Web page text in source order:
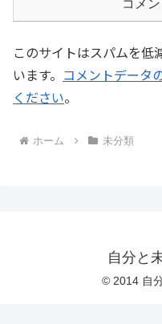
コメ
このサイトはスパムを低
います。 コメントデータ
ください。
ホーム 未分類
自分と
© 2014 自